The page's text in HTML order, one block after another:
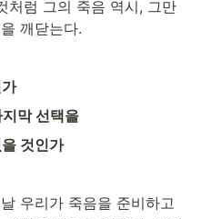
처럼 그의 죽음 역시, 그만
깨닫는다.
막 선택을
것인가
우리가 죽음을 준비하고